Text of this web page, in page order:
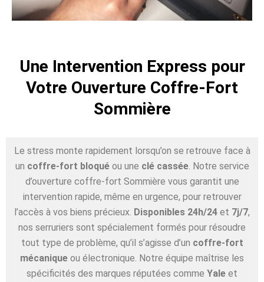
Une Intervention Express pour
Votre Ouverture Coffre-Fort
Sommière
Le stress monte rapidement lorsqu’on se retrouve face à
un coffre-fort bloquéou une clé cassée. Notre service
d’ouverture coffre-fort Sommière vous garantit une
intervention rapide, même en urgence, pour retrouver
l’accès à vos biens précieux. Disponibles 24h/24 et 7j/7,
nos serruriers sont spécialement formés pour résoudre
tout type de problème, qu’il s’agisse d’un coffre-fort
mécanique ou électronique. Notre équipe maîtrise les
spécificités des marques réputées comme Yale et